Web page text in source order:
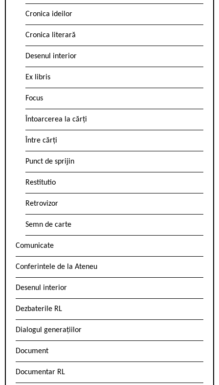
Cronica ideilor
Cronica literară
Desenul interior
Ex libris
Focus
Întoarcerea la cărți
Între cărți
Punct de sprijin
Restitutio
Retrovizor
Semn de carte
Comunicate
Conferintele de la Ateneu
Desenul interior
Dezbaterile RL
Dialogul generațiilor
Document
Documentar RL